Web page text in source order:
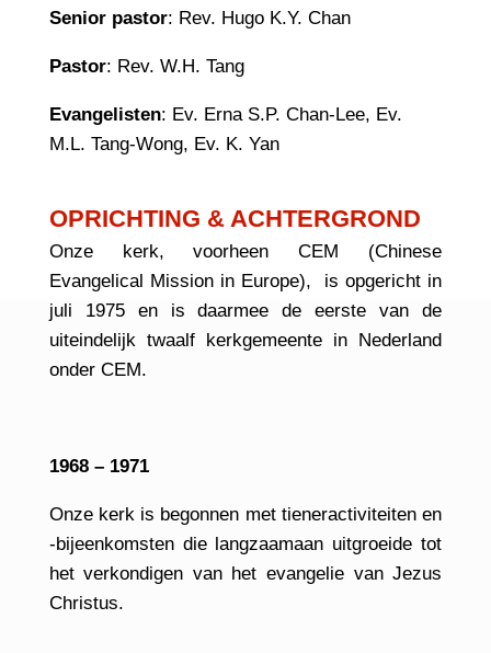
Senior pastor: Rev. Hugo K.Y. Chan
Pastor: Rev. W.H. Tang
Evangelisten: Ev. Erna S.P. Chan-Lee, Ev.
M.L. Tang-Wong, Ev. K. Yan
OPRICHTING & ACHTERGROND
Onze kerk, voorheen CEM (Chinese
Evangelical Mission in Europe), is opgericht in
juli 1975 en is daarmee de eerste van de
uiteindelijk twaalf kerkgemeente in Nederland
onder CEM.
1968 – 1971
Onze kerk is begonnen met tieneractiviteiten en
-bijeenkomsten die langzaamaan uitgroeide tot
het verkondigen van het evangelie van Jezus
Christus.